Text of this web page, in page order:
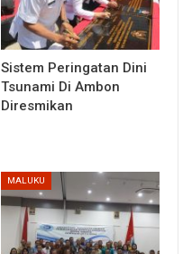
Sistem Peringatan Dini
Tsunami Di Ambon
Diresmikan
MALUKU